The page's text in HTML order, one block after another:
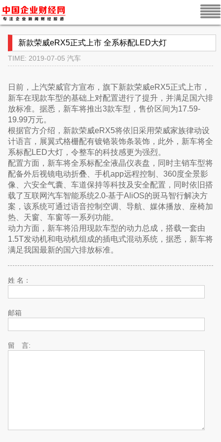
新款荣威eRX5正式上市 全系标配LED大灯
TIME: 2019-07-05 汽车
日前，上汽荣威官方宣布，旗下新款荣威eRX5正式上市，
新车在现款车型的基础上对配置进行了提升，并满足国六排
放标准。据悉，新车将推出3款车型，售价区间为17.59-
19.99万元。
根据官方介绍，新款荣威eRX5将依旧采用荣威家族律动设
计语言，展翼式格栅配有镀铬装饰条装饰，此外，新车将全
系标配LED大灯，令整车的科技感更为强烈。
配置方面，新车将全系标配全液晶仪表盘，同时主销车型将
配备外后视镜电动折叠、手机app远程控制、360度全景影
像、六安全气囊、车道保持等科技及安全配置，同时依旧搭
载了互联网汽车智能系统2.0-基于AliOS的斑马智行解决方
案，该系统可通过语音控制空调、导航、媒体播放、座椅加
热、天窗、车窗等一系列功能。
动力方面，新车将沿用现款车型的动力总成，搭载一套由
1.5T发动机和电动机组成的插电式混动系统，据悉，新车将
满足我国最新的国六排放标准。
姓 名：
邮箱
留 言: